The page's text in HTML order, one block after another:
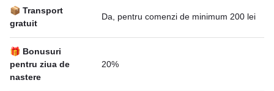
📦 Transport
gratuit
Da, pentru comenzi de minimum 200 lei
🎁 Bonusuri
pentru ziua de
nastere
20%